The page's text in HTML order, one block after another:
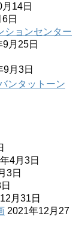
14日
日
ションセンター
月25日
9月3日
ンタットーン
4月3日
3日
月31日
2021年12月27